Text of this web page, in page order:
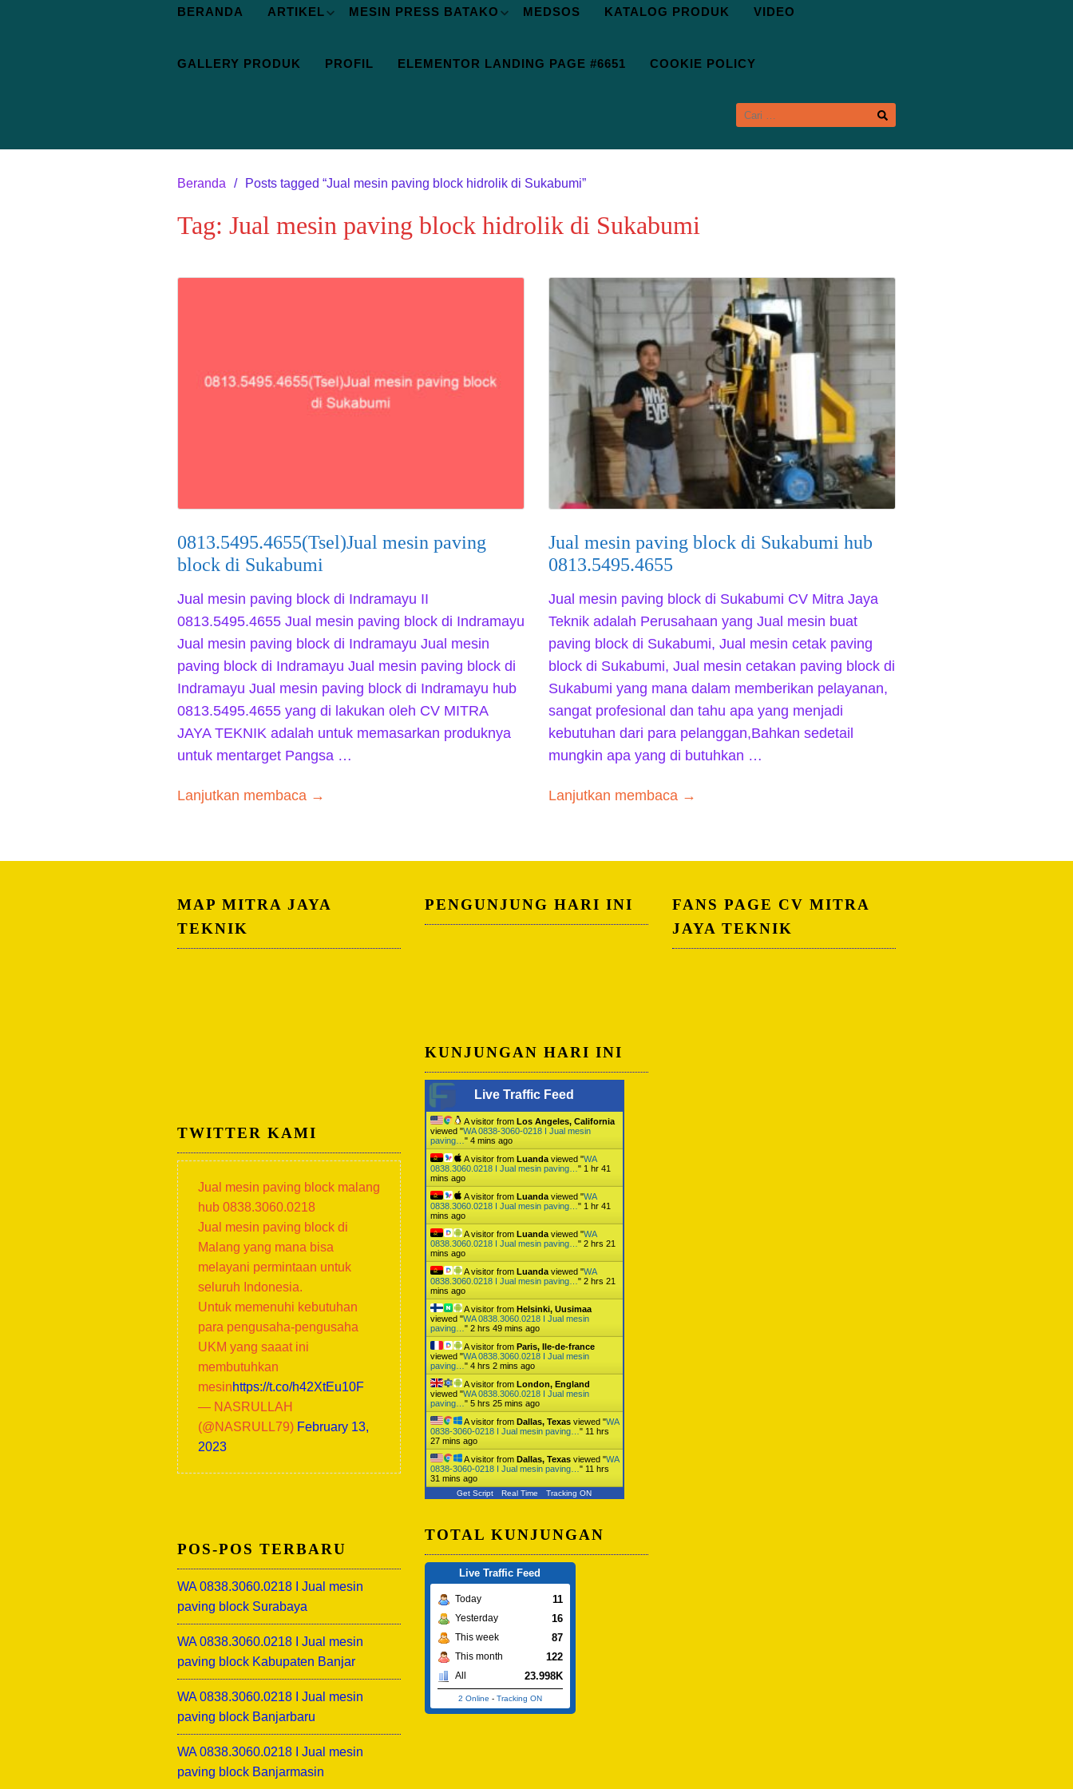
BERANDA ARTIKEL MESIN PRESS BATAKO MEDSOS KATALOG PRODUK VIDEO
GALLERY PRODUK PROFIL ELEMENTOR LANDING PAGE #6651 COOKIE POLICY
CARI
UNTUK:
Beranda Posts tagged “Jual mesin paving block hidrolik di Sukabumi”
Tag: Jual mesin paving block hidrolik di Sukabumi
0813.5495.4655(Tsel)Jual mesin paving
block di Sukabumi
Jual mesin paving block di Indramayu II
0813.5495.4655 Jual mesin paving block di Indramayu
Jual mesin paving block di Indramayu Jual mesin
paving block di Indramayu Jual mesin paving block di
Indramayu Jual mesin paving block di Indramayu hub
0813.5495.4655 yang di lakukan oleh CV MITRA
JAYA TEKNIK adalah untuk memasarkan produknya
untuk mentarget Pangsa …
Lanjutkan membaca →
Jual mesin paving block di Sukabumi hub
0813.5495.4655
Jual mesin paving block di Sukabumi CV Mitra Jaya
Teknik adalah Perusahaan yang Jual mesin buat
paving block di Sukabumi, Jual mesin cetak paving
block di Sukabumi, Jual mesin cetakan paving block di
Sukabumi yang mana dalam memberikan pelayanan,
sangat profesional dan tahu apa yang menjadi
kebutuhan dari para pelanggan,Bahkan sedetail
mungkin apa yang di butuhkan …
Lanjutkan membaca →
MAP MITRA JAYA
TEKNIK
TWITTER KAMI
Jual mesin paving block malang
hub 0838.3060.0218
Jual mesin paving block di
Malang yang mana bisa
melayani permintaan untuk
seluruh Indonesia.
Untuk memenuhi kebutuhan
para pengusaha-pengusaha
UKM yang saaat ini
membutuhkan
mesinhttps://t.co/h42XtEu10F
— NASRULLAH
(@NASRULL79) February 13,
2023
POS-POS TERBARU
WA 0838.3060.0218 I Jual mesin
paving block Surabaya
WA 0838.3060.0218 I Jual mesin
paving block Kabupaten Banjar
WA 0838.3060.0218 I Jual mesin
paving block Banjarbaru
WA 0838.3060.0218 I Jual mesin
paving block Banjarmasin
PENGUNJUNG HARI INI
KUNJUNGAN HARI INI
Live Traffic Feed
A visitor from Los Angeles, California
viewed "WA 0838-3060-0218 I Jual mesin
paving… " 4 mins ago
A visitor from Luandaviewed "WA
0838.3060.0218 I Jual mesin paving… " 1 hr 41
mins ago
A visitor from Luandaviewed "WA
0838.3060.0218 I Jual mesin paving… " 1 hr 41
mins ago
A visitor from Luandaviewed "WA
0838.3060.0218 I Jual mesin paving… " 2 hrs 21
mins ago
A visitor from Luandaviewed "WA
0838.3060.0218 I Jual mesin paving… " 2 hrs 21
mins ago
A visitor from Helsinki, Uusimaa
viewed "WA 0838.3060.0218 I Jual mesin
paving… " 2 hrs 49 mins ago
A visitor from Paris, Ile-de-france
viewed "WA 0838.3060.0218 I Jual mesin
paving… " 4 hrs 2 mins ago
A visitor from London, England
viewed "WA 0838.3060.0218 I Jual mesin
paving… " 5 hrs 25 mins ago
A visitor from Dallas, Texasviewed "WA
0838-3060-0218 I Jual mesin paving… " 11 hrs
27 mins ago
A visitor from Dallas, Texasviewed "WA
0838-3060-0218 I Jual mesin paving… " 11 hrs
31 mins ago
Get Script Real Time Tracking ON
TOTAL KUNJUNGAN
Live Traffic Feed
Today 11
Yesterday 16
This week 87
This month 122
All 23.998K
2 Online - Tracking ON
FANS PAGE CV MITRA
JAYA TEKNIK